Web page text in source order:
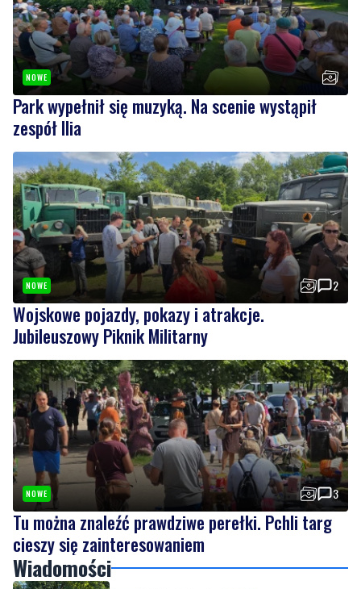
NOWE
Park wypełnił się muzyką. Na scenie wystąpił
zespół Ilia
NOWE 2
Wojskowe pojazdy, pokazy i atrakcje.
Jubileuszowy Piknik Militarny
NOWE 3
Tu można znaleźć prawdziwe perełki. Pchli targ
cieszy się zainteresowaniem
Wiadomości